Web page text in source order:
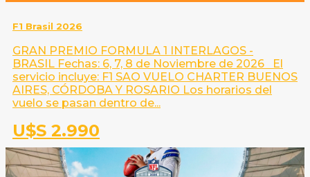
F1 Brasil 2026
GRAN PREMIO FORMULA 1 INTERLAGOS -
BRASIL Fechas: 6, 7, 8 de Noviembre de 2026 El
servicio incluye: F1 SAO VUELO CHARTER BUENOS
AIRES, CÓRDOBA Y ROSARIO Los horarios del
vuelo se pasan dentro de...
U$S 2.990